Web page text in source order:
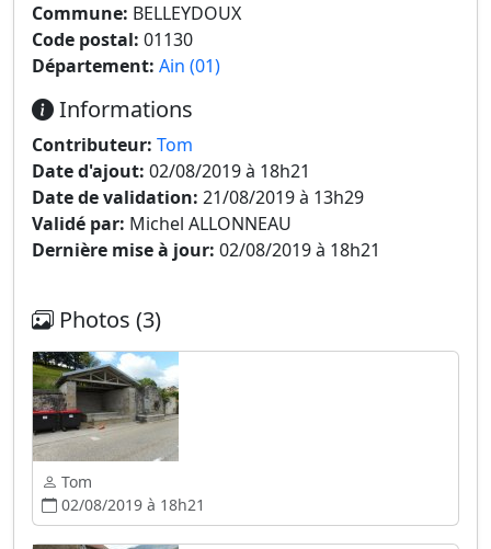
Commune: BELLEYDOUX
Code postal: 01130
Département: Ain (01)
Informations
Contributeur: Tom
Date d'ajout: 02/08/2019 à 18h21
Date de validation: 21/08/2019 à 13h29
Validé par: Michel ALLONNEAU
Dernière mise à jour: 02/08/2019 à 18h21
Photos (3)
Tom
02/08/2019 à 18h21